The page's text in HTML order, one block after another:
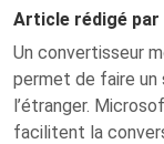
Article rédigé par
Un convertisseur
permet de faire
l’étranger.
facilitent la